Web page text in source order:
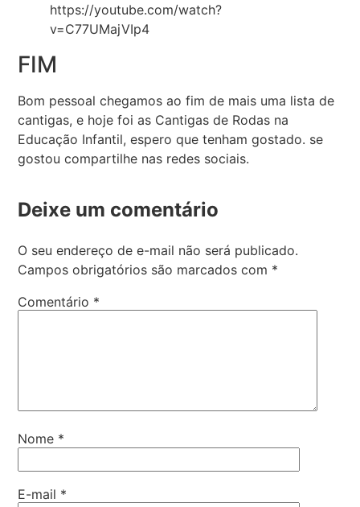
https://youtube.com/watch?
v=C77UMajVIp4
FIM
Bom pessoal chegamos ao fim de mais uma lista de
cantigas, e hoje foi as Cantigas de Rodas na
Educação Infantil, espero que tenham gostado. se
gostou compartilhe nas redes sociais.
Deixe um comentário
O seu endereço de e-mail não será publicado.
Campos obrigatórios são marcados com *
Comentário *
Nome *
E-mail *